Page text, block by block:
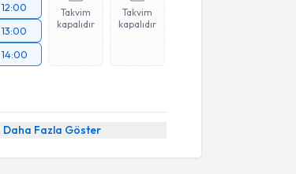
12:00
13:00
14:00
Takvim
kapalıdır
Takvim
kapalıdır
Daha Fazla Göster